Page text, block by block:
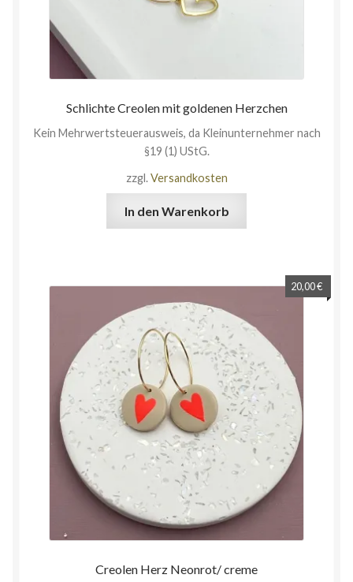
Schlichte Creolen mit goldenen Herzchen
Kein Mehrwertsteuerausweis, da Kleinunternehmer nach
§19 (1) UStG.
zzgl.Versandkosten
In den Warenkorb
Creolen Herz Neonrot/ creme
20,00€